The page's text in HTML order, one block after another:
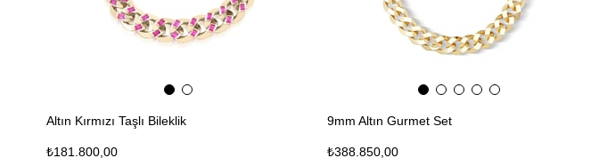
Altın Kırmızı Taşlı Bileklik
₺181.800,00
9mm Altın Gurmet Set
₺388.850,00